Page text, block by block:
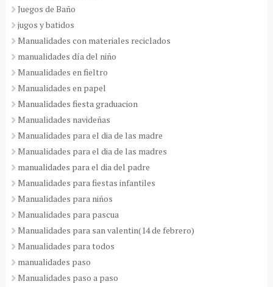
Juegos de Baño
jugos y batidos
Manualidades con materiales reciclados
manualidades día del niño
Manualidades en fieltro
Manualidades en papel
Manualidades fiesta graduacion
Manualidades navideñas
Manualidades para el dia de las madre
Manualidades para el dia de las madres
manualidades para el dia del padre
Manualidades para fiestas infantiles
Manualidades para niños
Manualidades para pascua
Manualidades para san valentin(14 de febrero)
Manualidades para todos
manualidades paso
Manualidades paso a paso